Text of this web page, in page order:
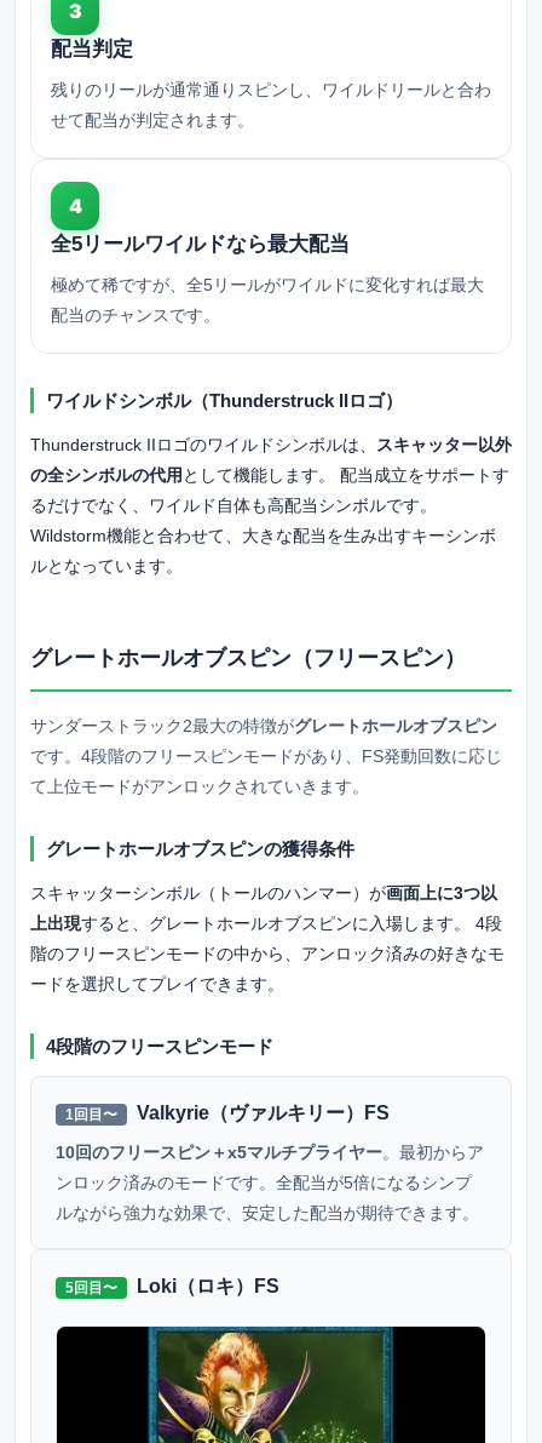
3
配当判定
残りのリールが通常通りスピンし、ワイルドリールと合わ
せて配当が判定されます。
4
全5リールワイルドなら最大配当
極めて稀ですが、全5リールがワイルドに変化すれば最大
配当のチャンスです。
ワイルドシンボル（Thunderstruck IIロゴ）
Thunderstruck IIロゴのワイルドシンボルは、 スキャッター以外
の全シンボルの代用 として機能します。 配当成立をサポートす
るだけでなく、ワイルド自体も高配当シンボルです。
Wildstorm機能と合わせて、大きな配当を生み出すキーシンボ
ルとなっています。
グレートホールオブスピン（フリースピン）
サンダーストラック2最大の特徴がグレートホールオブスピン
です。4段階のフリースピンモードがあり、FS発動回数に応じ
て上位モードがアンロックされていきます。
グレートホールオブスピンの獲得条件
スキャッターシンボル（トールのハンマー）が画面上に3つ以
上出現すると、グレートホールオブスピンに入場します。 4段
階のフリースピンモードの中から、アンロック済みの好きなモ
ードを選択してプレイできます。
4段階のフリースピンモード
1回目〜 Valkyrie（ヴァルキリー）FS
10回のフリースピン＋x5マルチプライヤー。最初からア
ンロック済みのモードです。全配当が5倍になるシンプ
ルながら強力な効果で、安定した配当が期待できます。
5回目〜 Loki（ロキ）FS